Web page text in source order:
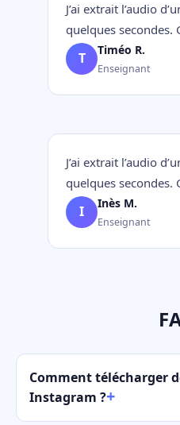
J’ai extrait l’audio
quelques secondes.
T Timéo R.
Enseignant
J’ai extrait l’audio
quelques secondes.
I Inès M.
Enseignant
Comment télécharger
Instagram ?